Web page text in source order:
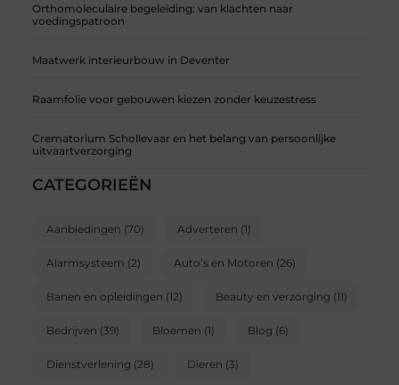
Orthomoleculaire begeleiding: van klachten naar
voedingspatroon
Maatwerk interieurbouw in Deventer
Raamfolie voor gebouwen kiezen zonder keuzestress
Crematorium Schollevaar en het belang van persoonlijke
uitvaartverzorging
CATEGORIEËN
Aanbiedingen (70) Adverteren (1)
Alarmsysteem (2) Auto’s en Motoren (26)
Banen en opleidingen (12) Beauty en verzorging (11)
Bedrijven (39) Bloemen (1) Blog (6)
Dienstverlening (28) Dieren (3)